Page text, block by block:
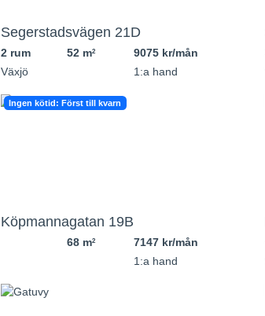
Segerstadsvägen 21D
2 rum 52 m2
9075 kr/mån
Växjö
1:a hand
Ingen kötid: Först till kvarn
Köpmannagatan 19B
68 m2
7147 kr/mån
1:a hand